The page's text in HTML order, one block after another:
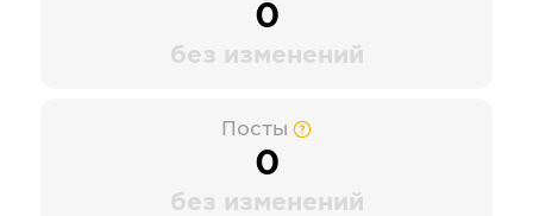
0
без изменений
Посты
0
без изменений